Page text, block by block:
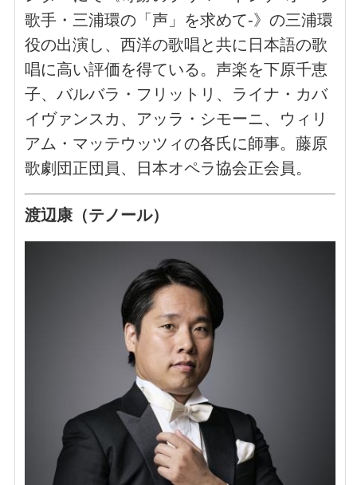
歌手・三浦環の「声」を求めて-》の三浦環
役の出演し、西洋の歌唱と共に日本語の歌
唱に高い評価を得ている。声楽を下原千恵
子、バルバラ・フリットリ、ライナ・カバ
イヴァンスカ、アッラ・シモーニ、ウィリ
アム・マッテウッツィの各氏に師事。藤原
歌劇団正団員、日本オペラ協会正会員。
渡辺康（テノール）